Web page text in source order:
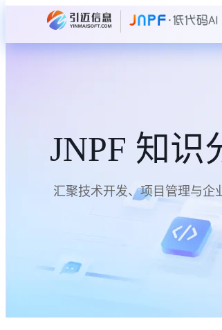
JNPF 知识
汇聚技术开发、项目管理与企